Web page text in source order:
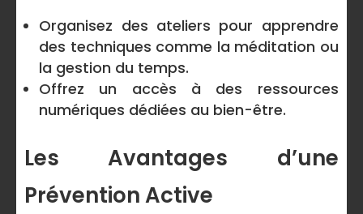
Organisez des ateliers pour apprendre
des techniques comme la méditation ou
la gestion du temps.
Offrez un accès à des ressources
numériques dédiées au bien-être.
Les Avantages d’une
Prévention Active